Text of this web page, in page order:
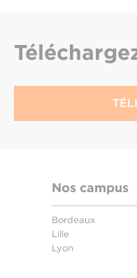
Nos campus
Bordeaux
Lille
Lyon